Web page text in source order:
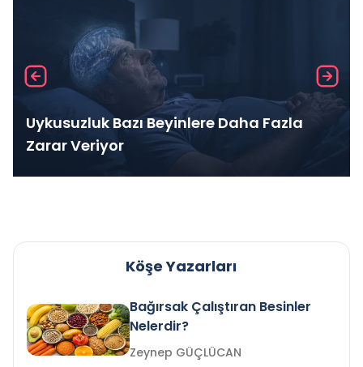
Uykusuzluk Bazı Beyinlere Daha Fazla
Zarar Veriyor
Köşe Yazarları
Bağırsak Çalıştıran Besinler
Nelerdir?
Zeynep GÜÇLÜCAN